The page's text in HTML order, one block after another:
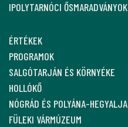
IPOLYTARNÓCI ŐSMARADVÁNYOK
ÉRTÉKEK
PROGRAMOK
SALGÓTARJÁN ÉS KÖRNYÉKE
HOLLÓKŐ
NÓGRÁD ÉS POLYÁNA-HEGYALJA
FÜLEKI VÁRMÚZEUM